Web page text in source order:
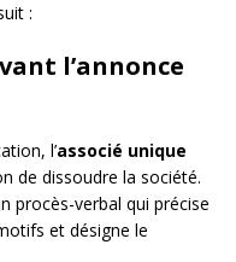
:
l’annonce
l’associé unique
de dissoudre la société.
procès-verbal qui précise
et désigne le